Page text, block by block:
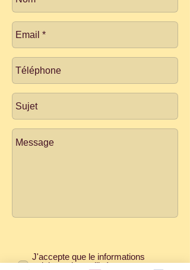
J'accepte que le informations
saisies soient utilisées pour me